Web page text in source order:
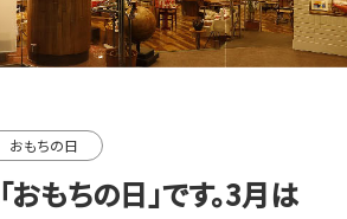
おもちの日
もちの日」です。3月は